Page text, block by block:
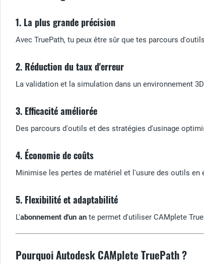
1. La plus grande précision
Avec TruePath, tu peux être sûr que tes parcours
2. Réduction du taux d'erreur
La validation et la simulation dans un environnement
3. Efficacité améliorée
Des parcours d'outils et des stratégies d'usinage
4. Économie de coûts
Minimise les pertes de matériel et l'usure des outils
5. Flexibilité et adaptabilité
L'abonnement d'un an te permet d'utiliser CAMplete
Pourquoi Autodesk CAMplete TruePath ?